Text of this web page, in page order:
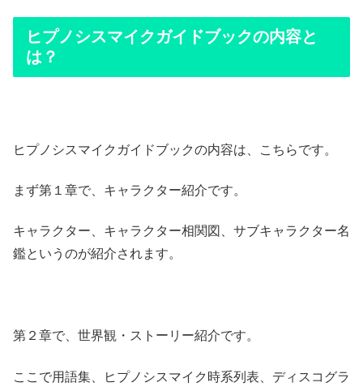
ヒプノシスマイクガイドブックの内容と
は？
ヒプノシスマイクガイドブックの内容は、こちらです。
まず第１章で、キャラクター紹介です。
キャラクター、キャラクター相関図、サブキャラクター名
鑑というのが紹介されます。
第２章で、世界観・ストーリー紹介です。
ここで用語集、ヒプノシスマイク時系列表、ディスコグラ